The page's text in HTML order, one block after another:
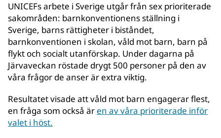
UNICEFs arbete i Sverige utgår från sex prioriterade
sakområden: barnkonventionens ställning i
Sverige, barns rättigheter i biståndet,
barnkonventionen i skolan, våld mot barn, barn på
flykt och socialt utanförskap. Under dagarna på
Järvaveckan röstade drygt 500 personer på den av
våra frågor de anser är extra viktig.
Resultatet visade att våld mot barn engagerar flest,
en fråga som också är en av våra prioriterade inför
valet i höst.